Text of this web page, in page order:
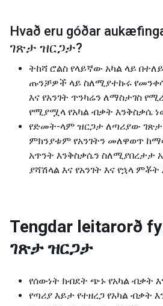
Hvað eru góðar
ገጽታ ዝርጋታ?
ትከሻ ሮልስ የላይኛው አካል ላይ
ጡንቻዎች ላይ ስለሚያተኩሩ
እና የአንገት ጥንካሬን ለማስታገስ
የሚያሟላ የአካል ብቃት እንቅስቃሴ
የድመት-ላም ዝርጋታ ለጣሪያው
ምክንያቱም የአንገትን መለዋወጥ
አጥንት እንቅስቃሴን ስለሚያበረታታ
ያሻሽላል እና የአንገት እና የኋላ ምቾት
Tengdar leitarorð
ገጽታ ዝርጋታ
የሰውነት ክብደት ጭኑ የአካል ብቃት
የጣሪያ እይታ የተዘረጋ የአካል ብቃት